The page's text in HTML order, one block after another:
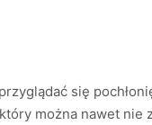
się
można nawet nie